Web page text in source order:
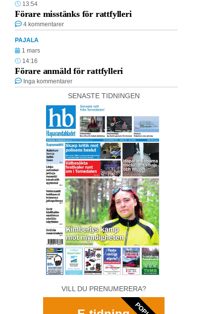
13:54
Förare misstänks för rattfylleri
4 kommentarer
PAJALA
1 mars
14:16
Förare anmäld för rattfylleri
Inga kommentarer
SENASTE TIDNINGEN
VILL DU PRENUMERERA?